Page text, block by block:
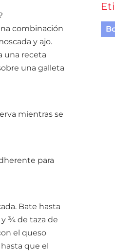
combinación
y ajo.
una receta
una galleta
mientras se
para
Bate hasta
y ¾ de taza de
el queso
que el